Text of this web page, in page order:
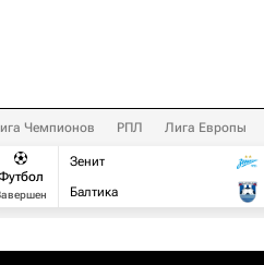
Чемпионов РПЛ Лига Европы
Зенит
Балтика